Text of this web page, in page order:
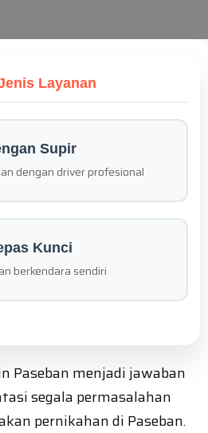
Layanan
Supir
dengan driver profesional
Kunci
berkendara sendiri
Paseban menjadi jawaban
segala permasalahan
pernikahan di Paseban.